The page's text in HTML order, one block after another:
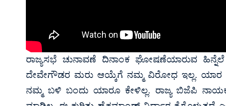
ರಾಜ್ಯಸಭೆ ಚುನಾವಣೆ ದಿನಾಂಕ ಘೋಷಣೆಯಾರುವ
ದೇವೇಗೌಡರ ಮರು ಆಯ್ಕೆಗೆ ನಮ್ಮ ವಿರೋಧ ಇಲ್ಲ. ಯಾರ
ನಮ್ಮ ಬಳಿ ಬಂದು ಯಾರೂ ಕೇಳಿಲ್ಲ. ರಾಜ್ಯ ಬಿಜೆಪಿ